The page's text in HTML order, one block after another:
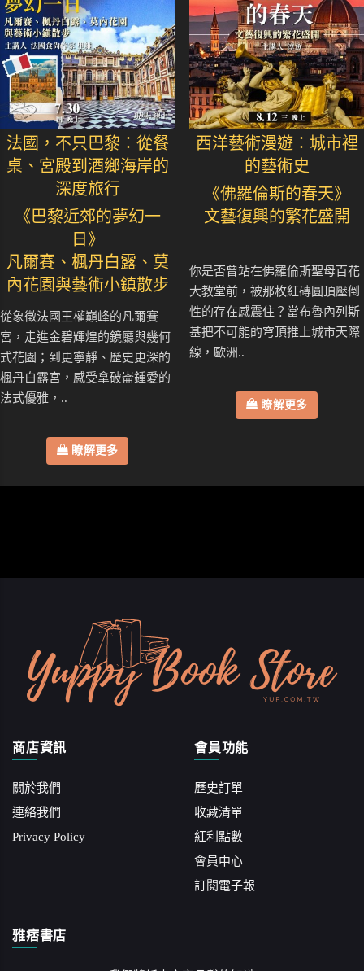
法國，不只巴黎：從餐
桌、宮殿到酒鄉海岸的
深度旅行
《巴黎近郊的夢幻一
日》
凡爾賽、楓丹白露、莫
內花園與藝術小鎮散步
從象徵法國王權巔峰的凡爾賽
宮，走進金碧輝煌的鏡廳與幾何
式花園；到更寧靜、歷史更深的
楓丹白露宮，感受拿破崙鍾愛的
法式優雅，..
瞭解更多
西洋藝術漫遊：城市裡
的藝術史
《佛羅倫斯的春天》
文藝復興的繁花盛開
你是否曾站在佛羅倫斯聖母百花
大教堂前，被那枚紅磚圓頂壓倒
性的存在感震住？當布魯內列斯
基把不可能的穹頂推上城市天際
線，歐洲..
瞭解更多
商店資訊
關於我們
連絡我們
Privacy Policy
會員功能
歷史訂單
收藏清單
紅利點數
會員中心
訂閱電子報
雅痞書店